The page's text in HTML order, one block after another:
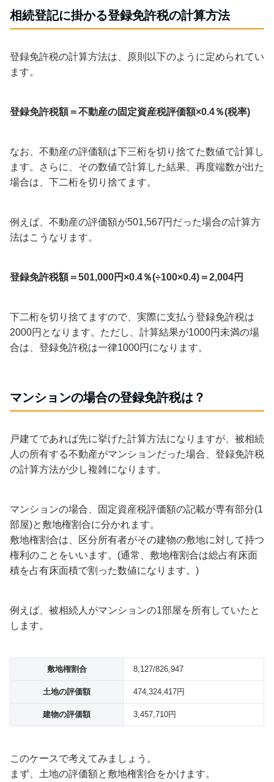
相続登記に掛かる登録免許税の計算方法
登録免許税の計算方法は、原則以下のように定められてい
ます。
登録免許税額＝不動産の固定資産税評価額×0.4％(税率)
なお、不動産の評価額は下三桁を切り捨てた数値で計算し
ます。さらに、その数値で計算した結果、再度端数が出た
場合は、下二桁を切り捨てます。
例えば、不動産の評価額が501,567円だった場合の計算方
法はこうなります。
登録免許税額＝501,000円×0.4％(÷100×0.4)＝2,004円
下二桁を切り捨てますので、実際に支払う登録免許税は
2000円となります。ただし、計算結果が1000円未満の場
合は、登録免許税は一律1000円になります。
マンションの場合の登録免許税は？
戸建てであれば先に挙げた計算方法になりますが、被相続
人の所有する不動産がマンションだった場合、登録免許税
の計算方法が少し複雑になります。
マンションの場合、固定資産税評価額の記載が専有部分(1
部屋)と敷地権割合に分かれます。
敷地権割合は、区分所有者がその建物の敷地に対して持つ
権利のことをいいます。(通常、敷地権割合は総占有床面
積を占有床面積で割った数値になります。)
例えば、被相続人がマンションの1部屋を所有していたと
します。
敷地権割合 8,127/826,947
土地の評価額 474,324,417円
建物の評価額 3,457,710円
このケースで考えてみましょう。
まず、土地の評価額と敷地権割合をかけます。